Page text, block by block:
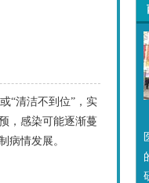
“清洁不到位”，实
，感染可能逐渐蔓
病情发展。